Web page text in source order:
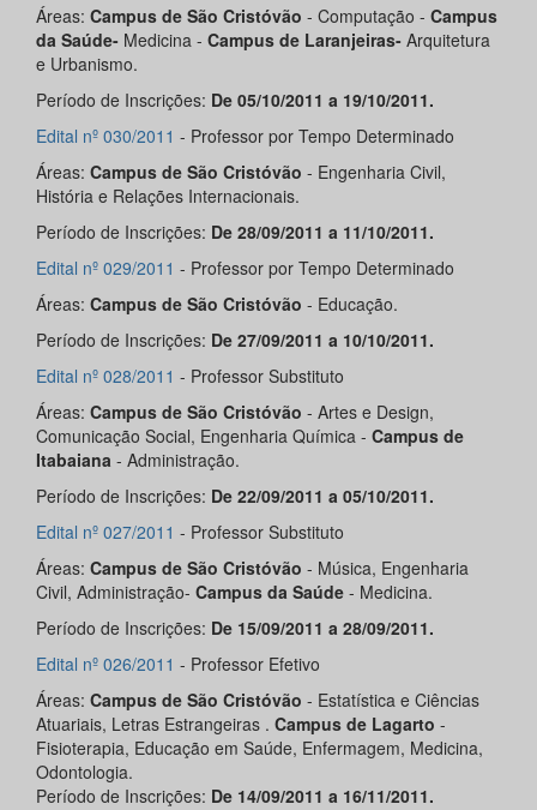
Áreas: Campus de São Cristóvão - Computação - Campus
da Saúde- Medicina - Campus de Laranjeiras- Arquitetura
e Urbanismo.
Período de Inscrições: De 05/10/2011 a 19/10/2011.
Edital nº 030/2011 - Professor por Tempo Determinado
Áreas: Campus de São Cristóvão - Engenharia Civil,
História e Relações Internacionais.
Período de Inscrições: De 28/09/2011 a 11/10/2011.
Edital nº 029/2011 - Professor por Tempo Determinado
Áreas: Campus de São Cristóvão - Educação.
Período de Inscrições: De 27/09/2011 a 10/10/2011.
Edital nº 028/2011 - Professor Substituto
Áreas: Campus de São Cristóvão - Artes e Design,
Comunicação Social, Engenharia Química - Campus de
Itabaiana - Administração.
Período de Inscrições: De 22/09/2011 a 05/10/2011.
Edital nº 027/2011 - Professor Substituto
Áreas: Campus de São Cristóvão - Música, Engenharia
Civil, Administração- Campus da Saúde - Medicina.
Período de Inscrições: De 15/09/2011 a 28/09/2011.
Edital nº 026/2011 - Professor Efetivo
Áreas: Campus de São Cristóvão - Estatística e Ciências
Atuariais, Letras Estrangeiras . Campus de Lagarto -
Fisioterapia, Educação em Saúde, Enfermagem, Medicina,
Odontologia.
Período de Inscrições: De 14/09/2011 a 16/11/2011.